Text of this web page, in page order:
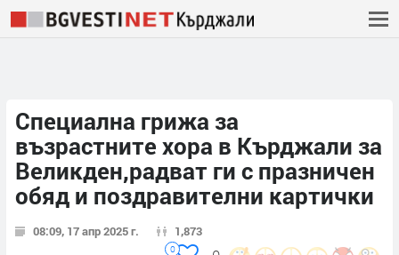
Специална грижа за
възрастните хора в Кърджали за
Великден,радват ги с празничен
обяд и поздравителни картички
08:09, 17 апр 2025 г. 1,873
0